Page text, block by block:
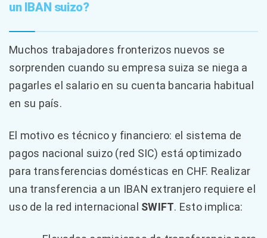
un IBAN suizo?
Muchos trabajadores fronterizos nuevos se
sorprenden cuando su empresa suiza se niega a
pagarles el salario en su cuenta bancaria habitual
en su país.
El motivo es técnico y financiero: el sistema de
pagos nacional suizo (red SIC) está optimizado
para transferencias domésticas en CHF. Realizar
una transferencia a un IBAN extranjero requiere el
uso de la red internacional SWIFT. Esto implica: